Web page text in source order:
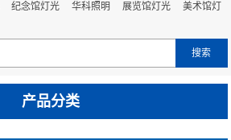
纪念馆灯光 华科照明 展览馆灯光
美术馆灯
产品分类